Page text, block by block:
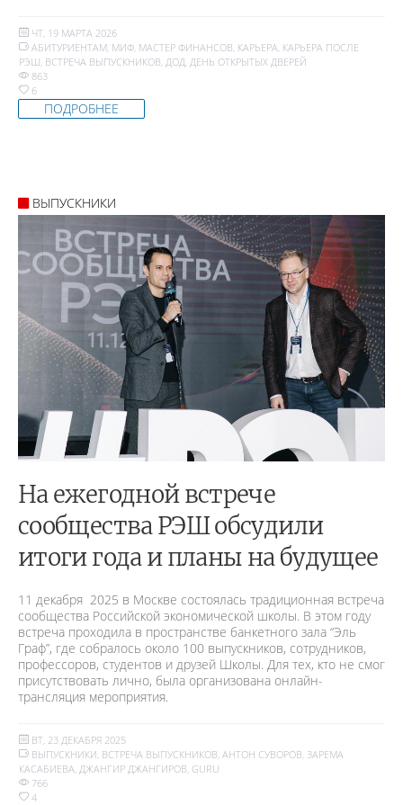
ЧТ, 19 МАРТА 2026
АБИТУРИЕНТАМ, МИФ, МАСТЕР ФИНАНСОВ, КАРЬЕРА, КАРЬЕРА ПОСЛЕ
РЭШ, ВСТРЕЧА ВЫПУСКНИКОВ, ДОД, ДЕНЬ ОТКРЫТЫХ ДВЕРЕЙ
863
6
ПОДРОБНЕЕ
ВЫПУСКНИКИ
На ежегодной встрече
сообщества РЭШ обсудили
итоги года и планы на будущее
11 декабря 2025 в Москве состоялась традиционная встреча
сообщества Российской экономической школы. В этом году
встреча проходила в пространстве банкетного зала “Эль
Граф”, где собралось около 100 выпускников, сотрудников,
профессоров, студентов и друзей Школы. Для тех, кто не смог
присутствовать лично, была организована онлайн-
трансляция мероприятия.
ВТ, 23 ДЕКАБРЯ 2025
ВЫПУСКНИКИ ВСТРЕЧА ВЫПУСКНИКОВ АНТОН СУВОРОВ ЗАРЕМА
КАСАБИЕВА ДЖАНГИР ДЖАНГИРОВ GURU
766
4